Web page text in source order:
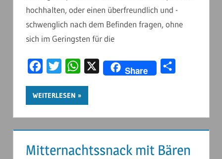
hochhalten, oder einen überfreundlich und -
schwenglich nach dem Befinden fragen, ohne
sich im Geringsten für die
FacebookTwitter WhatsApp
X Share
WEITERLESEN
Mitternachtssnack mit Bären